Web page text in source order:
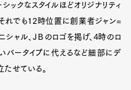
ックなスタイルほどオリジナリティ
れでも12時位置に創業者ジャン=
シャル、ＪＢのロゴを掲げ、4時のロ
バータイプに代えるなど細部にデ
たせている。